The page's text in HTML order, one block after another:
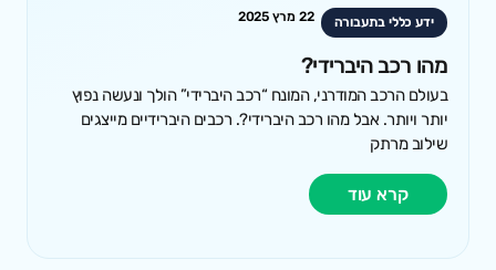
ידע כללי בתעבורה 22 מרץ 2025
מהו רכב היברידי?
בעולם הרכב המודרני, המונח “רכב היברידי” הולך ונעשה נפוץ
יותר ויותר. אבל מהו רכב היברידי?. רכבים היברידיים מייצגים
שילוב מרתק
קרא עוד